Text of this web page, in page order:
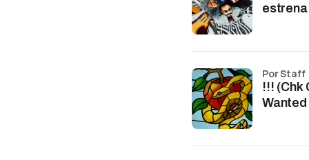
estrena
!!! (Chk
por Staff